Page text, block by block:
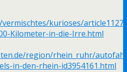
kurioses/
Kilometer-in-die-Irre.html
region/rhein_ruhr/
in-den-rhein-id3954161.html